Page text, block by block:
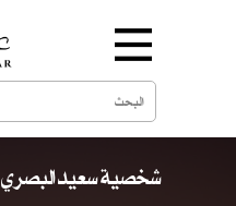
شخصية سعيد البصري